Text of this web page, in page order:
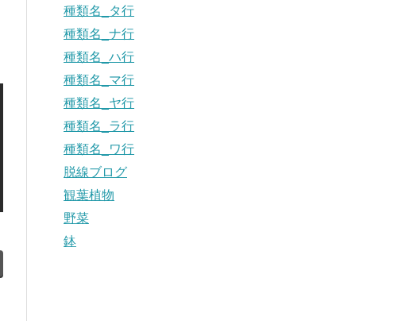
種類名_タ行
種類名_ナ行
種類名_ハ行
種類名_マ行
種類名_ヤ行
種類名_ラ行
種類名_ワ行
脱線ブログ
観葉植物
野菜
鉢